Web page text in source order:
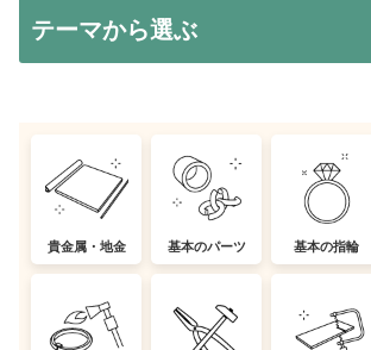
テーマから選ぶ
貴金属・地金 基本のパーツ 基本の指輪